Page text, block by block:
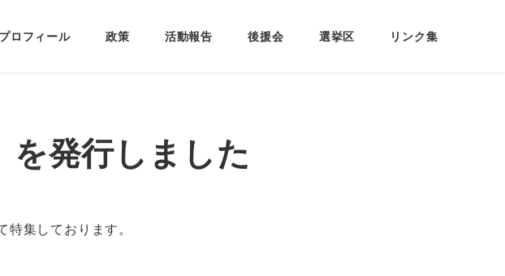
プロフィール 政策 活動報告 後援会 選挙区 リンク集
を発行しました
集しております。